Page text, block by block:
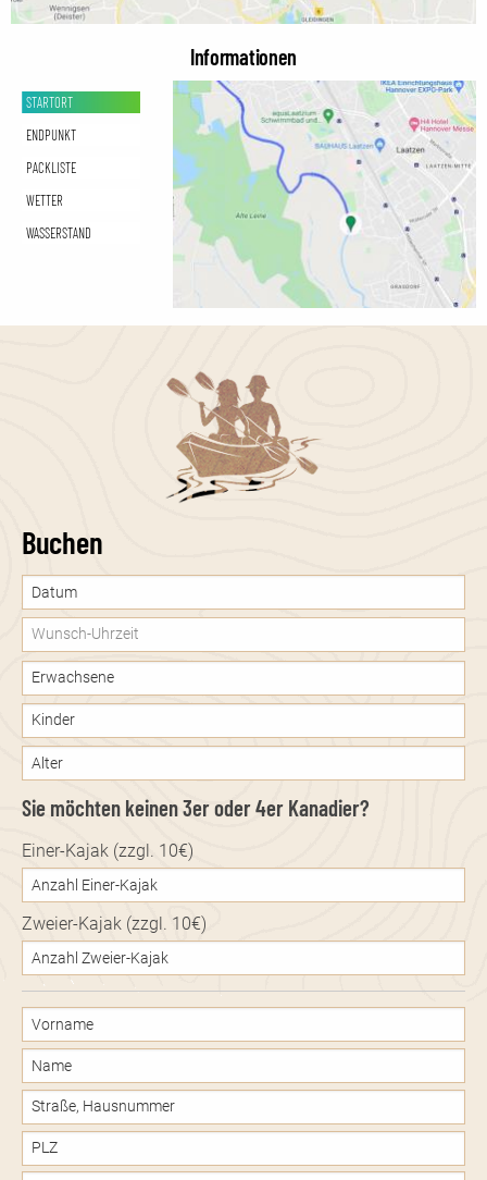
Informationen
STARTORT
ENDPUNKT
PACKLISTE
WETTER
WASSERSTAND
Buchen
Datum:
Date
Sie möchten keinen 3er oder 4er Kanadier?
Einer-Kajak (zzgl. 10€)
Zweier-Kajak (zzgl. 10€)